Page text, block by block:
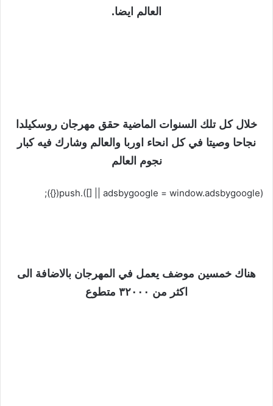
العالم ايضا.
خلال كل تلك السنوات الماضية حقق مهرجان روسكيلدا
نجاحا وصيتا في كل انحاء اوربا والعالم وشارك فيه كبار
نجوم العالم
(adsbygoogle = window.adsbygoogle || []).push({});
هناك خمسين موضف يعمل في المهرجان بالاضافة الى
اكثر من ٣٢٠٠٠ متطوع